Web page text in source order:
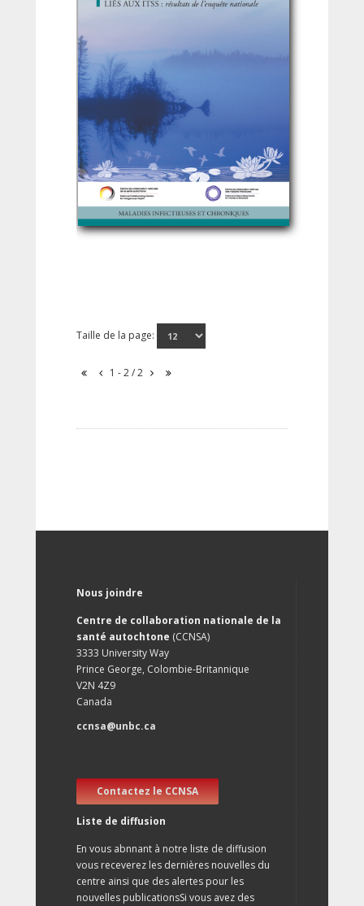
Taille de la page:
1 - 2 / 2
Nous joindre
Centre de collaboration nationale de la
santé autochtone (CCNSA)
3333 University Way
Prince George, Colombie-Britannique
V2N 4Z9
Canada
ccnsa@unbc.ca
Contactez le CCNSA
Liste de diffusion
En vous abnnant à notre liste de diffusion
vous receverez les dernières nouvelles du
centre ainsi que des alertes pour les
nouvelles publicationsSi vous avez des